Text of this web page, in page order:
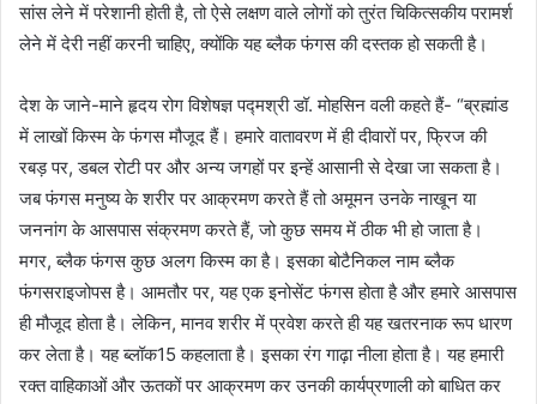
सांस लेने में परेशानी होती है, तो ऐसे लक्षण वाले लोगों को तुरंत चिकित्सकीय परामर्श
लेने में देरी नहीं करनी चाहिए, क्योंकि यह ब्लैक फंगस की दस्तक हो सकती है।
देश के जाने-माने हृदय रोग विशेषज्ञ पद्मश्री डॉ. मोहसिन वली कहते हैं- “ब्रह्मांड
में लाखों किस्म के फंगस मौजूद हैं। हमारे वातावरण में ही दीवारों पर, फ्रिज की
रबड़ पर, डबल रोटी पर और अन्य जगहों पर इन्हें आसानी से देखा जा सकता है।
जब फंगस मनुष्य के शरीर पर आक्रमण करते हैं तो अमूमन उनके नाखून या
जननांग के आसपास संक्रमण करते हैं, जो कुछ समय में ठीक भी हो जाता है।
मगर, ब्लैक फंगस कुछ अलग किस्म का है। इसका बोटैनिकल नाम ब्लैक
फंगसराइजोपस है। आमतौर पर, यह एक इनोसेंट फंगस होता है और हमारे आसपास
ही मौजूद होता है। लेकिन, मानव शरीर में प्रवेश करते ही यह खतरनाक रूप धारण
कर लेता है। यह ब्लॉक15 कहलाता है। इसका रंग गाढ़ा नीला होता है। यह हमारी
रक्त वाहिकाओं और ऊतकों पर आक्रमण कर उनकी कार्यप्रणाली को बाधित कर